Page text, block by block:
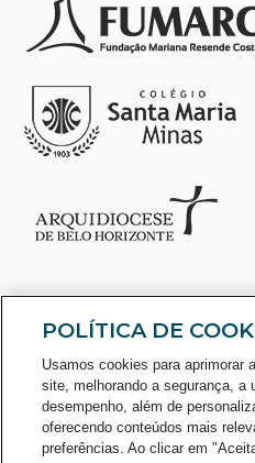
CONSULTE O CADASTRO
POLÍTICA DE
Usamos cookies para aprimorar
site, melhorando a segurança, a
desempenho, além de
oferecendo conteúdos mais
preferências. Ao clicar em